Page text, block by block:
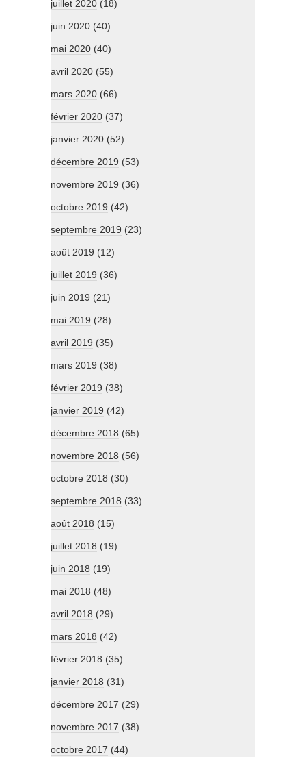
juillet 2020 (18)
juin 2020 (40)
mai 2020 (40)
avril 2020 (55)
mars 2020 (66)
février 2020 (37)
janvier 2020 (52)
décembre 2019 (53)
novembre 2019 (36)
octobre 2019 (42)
septembre 2019 (23)
août 2019 (12)
juillet 2019 (36)
juin 2019 (21)
mai 2019 (28)
avril 2019 (35)
mars 2019 (38)
février 2019 (38)
janvier 2019 (42)
décembre 2018 (65)
novembre 2018 (56)
octobre 2018 (30)
septembre 2018 (33)
août 2018 (15)
juillet 2018 (19)
juin 2018 (19)
mai 2018 (48)
avril 2018 (29)
mars 2018 (42)
février 2018 (35)
janvier 2018 (31)
décembre 2017 (29)
novembre 2017 (38)
octobre 2017 (44)